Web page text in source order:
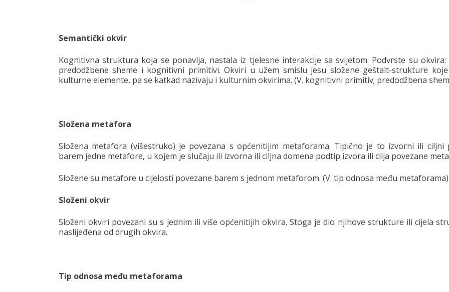
Semantički okvir
Kognitivna struktura koja se ponavlja, nastala iz tjelesne interakcije sa svijetom. Podvrste su okvira:
predodžbene sheme i kognitivni primitivi. Okviri u užem smislu jesu složene geštalt-strukture
kulturne elemente, pa se katkad nazivaju i kulturnim okvirima. (V. kognitivni primitiv; predodžbena
Složena metafora
Složena metafora (višestruko) je povezana s općenitijim metaforama. Tipično je to izvorni ili ciljni
barem jedne metafore, u kojem je slučaju ili izvorna ili ciljna domena podtip izvora ili cilja povezane
Složene su metafore u cijelosti povezane barem s jednom metaforom. (V. tip odnosa među metaforama).
Složeni okvir
Složeni okviri povezani su s jednim ili više općenitijih okvira. Stoga je dio njihove strukture ili cijela
naslijeđena od drugih okvira.
Tip odnosa među metaforama